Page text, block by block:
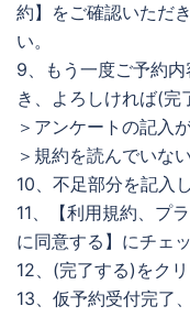
約】をご確認いただ
い。
9、もう一度ご予約
き、よろしければ(完
＞アンケートの記入
＞規約を読んでいな
10、不足部分を記入
11、【利用規約、プ
に同意する】にチェ
12、(完了する)をク
13、仮予約受付完了